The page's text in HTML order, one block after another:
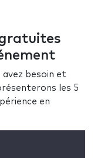
avez besoin et
les 5
en